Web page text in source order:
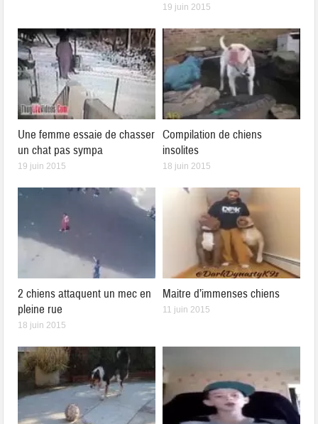
19 juin 2015
Une femme essaie de chasser
un chat pas sympa
19 juin 2015
Compilation de chiens
insolites
18 juin 2015
2 chiens attaquent un mec en
pleine rue
18 juin 2015
Maitre d’immenses chiens
11 juin 2015